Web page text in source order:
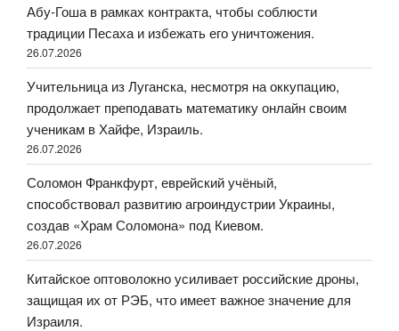
Абу-Гоша в рамках контракта, чтобы соблюсти
традиции Песаха и избежать его уничтожения.
26.07.2026
Учительница из Луганска, несмотря на оккупацию,
продолжает преподавать математику онлайн своим
ученикам в Хайфе, Израиль.
26.07.2026
Соломон Франкфурт, еврейский учёный,
способствовал развитию агроиндустрии Украины,
создав «Храм Соломона» под Киевом.
26.07.2026
Китайское оптоволокно усиливает российские дроны,
защищая их от РЭБ, что имеет важное значение для
Израиля.